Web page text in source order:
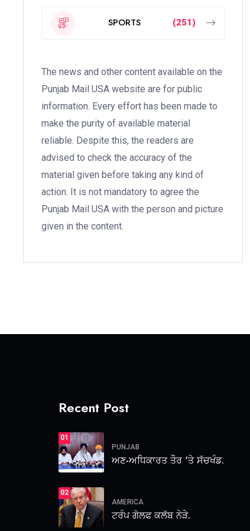
SPORTS (251)
The news and other content available on the
Punjab Mail USA website are for public
information. Every effort has been made to
make the purity of available material
reliable. Despite this, the readers are
advised to check the accuracy of the
material given before taking any kind of
action. It is not mandatory to agree the
Punjab Mail USA with the person and picture
given in the content.
Recent Post
01
PUNJAB
ਅਣ-ਅਧਿਕਾਰਤ ਤੌਰ ‘ਤੇ ਸੱਚਖੰਡ.
02
AMERICA
ਟਰੰਪ ਗੋਲਫ ਕਲੱਬ ਨੇੜੇ.